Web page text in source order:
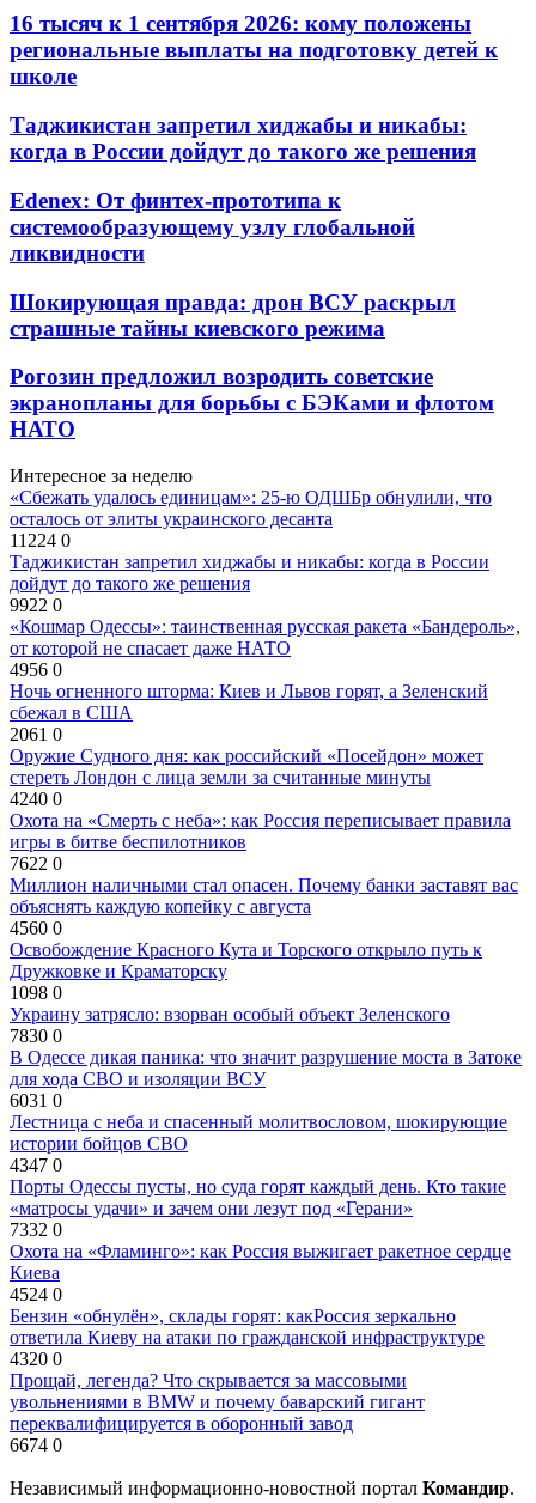
16 тысяч к 1 сентября 2026: кому положены
региональные выплаты на подготовку детей к
школе
Таджикистан запретил хиджабы и никабы:
когда в России дойдут до такого же решения
Edenex: От финтех-прототипа к
системообразующему узлу глобальной
ликвидности
Шокирующая правда: дрон ВСУ раскрыл
страшные тайны киевского режима
Рогозин предложил возродить советские
экранопланы для борьбы с БЭКами и флотом
НАТО
Интересное за неделю
«Сбежать удалось единицам»: 25-ю ОДШБр обнулили, что
осталось от элиты украинского десанта
11224 0
Таджикистан запретил хиджабы и никабы: когда в России
дойдут до такого же решения
9922 0
«Кошмар Одессы»: таинственная русская ракета «Бандероль»,
от которой не спасает даже НАТО
4956 0
Ночь огненного шторма: Киев и Львов горят, а Зеленский
сбежал в США
2061 0
Оружие Судного дня: как российский «Посейдон» может
стереть Лондон с лица земли за считанные минуты
4240 0
Охота на «Смерть с неба»: как Россия переписывает правила
игры в битве беспилотников
7622 0
Миллион наличными стал опасен. Почему банки заставят вас
объяснять каждую копейку с августа
4560 0
Освобождение Красного Кута и Торского открыло путь к
Дружковке и Краматорску
1098 0
Украину затрясло: взорван особый объект Зеленского
7830 0
В Одессе дикая паника: что значит разрушение моста в Затоке
для хода СВО и изоляции ВСУ
6031 0
Лестница с неба и спасенный молитвословом, шокирующие
истории бойцов СВО
4347 0
Порты Одессы пусты, но суда горят каждый день. Кто такие
«матросы удачи» и зачем они лезут под «Герани»
7332 0
Охота на «Фламинго»: как Россия выжигает ракетное сердце
Киева
4524 0
Бензин «обнулён», склады горят: какРоссия зеркально
ответила Киеву на атаки по гражданской инфраструктуре
4320 0
Прощай, легенда? Что скрывается за массовыми
увольнениями в BMW и почему баварский гигант
переквалифицируется в оборонный завод
6674 0
Независимый информационно-новостной портал Командир.